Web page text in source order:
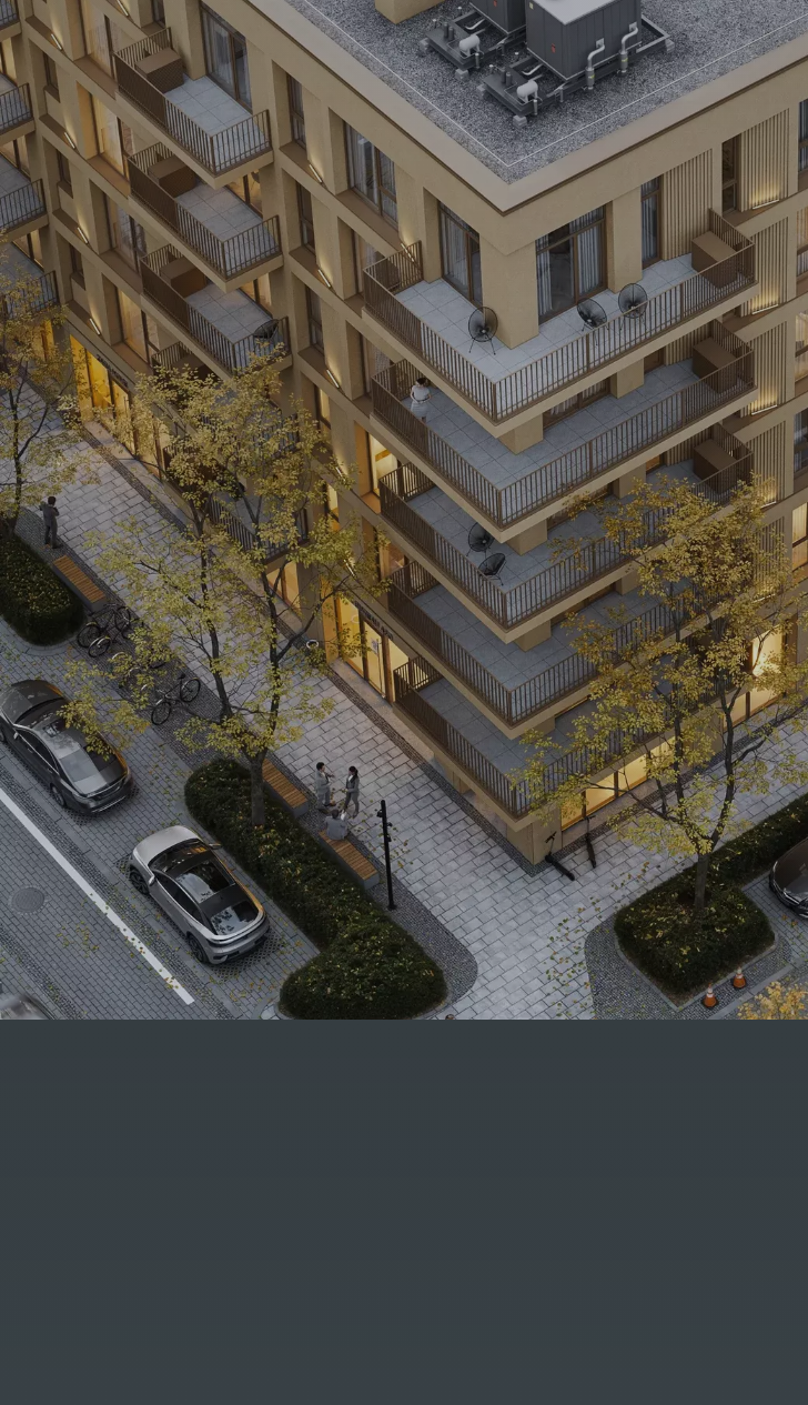
видами міста з експлуатованої тераси.
Це ідеальне місце для вечірніх
посиденьок з друзями або просто
відпочинку під зоряним небом.
яка відкривається перед вами кожного
дня, даруючи неймовірні світанки та
заходи сонця.